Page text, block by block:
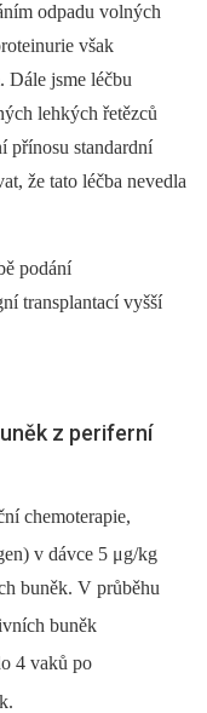
odpadu volných
však
Dále jsme léčbu
lehkých řetězců
přínosu standardní
že tato léčba nevedla
podání
transplantací vyšší
z periferní
chemoterapie,
v dávce 5 μg/kg
buněk. V průběhu
buněk
4 vaků po